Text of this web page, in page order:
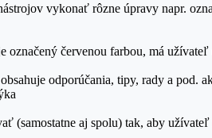
vykonať rôzne úpravy napr.
označený červenou farbou, má
odporúčania, tipy, rady a
(samostatne aj spolu) tak, aby